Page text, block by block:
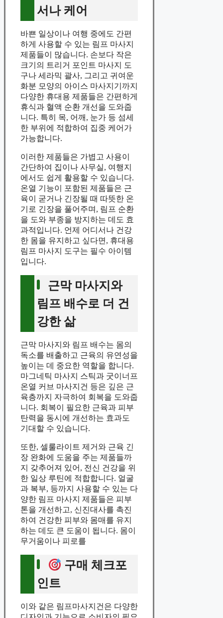
서나 케어
바쁜 일상이나 여행 중에도 간편
하게 사용할 수 있는 림프 마사지
제품들이 많습니다. 손보다 작은
크기의 트리거 포인트 마사지 도
구나 세라믹 괄사, 그리고 귀여운
화분 모양의 아이스 마사지기까지
다양한 휴대용 제품들은 간편하게
휴식과 혈액 순환 개선을 도와줍
니다. 특히 목, 어깨, 눈가 등 섬세
한 부위에 적합하여 집중 케어가
가능합니다.
이러한 제품들은 가볍고 사용이
간단하여 집이나 사무실, 여행지
에서도 쉽게 활용할 수 있습니다.
온열 기능이 포함된 제품들은 근
육이 굳거나 긴장될 때 따뜻한 온
기로 긴장을 풀어주며, 림프 순환
을 도와 부종을 방지하는 데도 효
과적입니다. 언제 어디서나 건강
한 몸을 유지하고 싶다면, 휴대용
림프 마사지 도구는 필수 아이템
입니다.
근막 마사지와
림프 배수로 더 건
강한 삶
근막 마사지와 림프 배수는 몸의
독소를 배출하고 근육의 유연성을
높이는 데 중요한 역할을 합니다.
마그네틱 마사지 스틱과 굿이너프
온열 커브 마사지건 등은 깊은 근
육층까지 자극하여 회복을 도와줍
니다. 회복이 필요한 근육과 피부
탄력을 동시에 개선하는 효과도
기대할 수 있습니다.
또한, 셀룰라이트 제거와 근육 긴
장 완화에 도움을 주는 제품들까
지 갖추어져 있어, 전신 건강을 위
한 일상 루틴에 적합합니다. 얼굴
과 복부, 등까지 사용할 수 있는 다
양한 림프 마사지 제품들은 피부
톤을 개선하고, 신진대사를 촉진
하여 건강한 피부와 몸매를 유지
하는 데도 큰 도움이 됩니다. 몸이
무거움이나 피로를
구매 체크포
인트
이와 같은 림프마사지건은 다양한